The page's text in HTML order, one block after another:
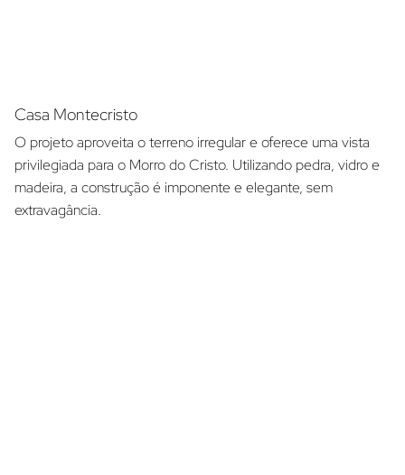
Casa Montecristo
O projeto aproveita o terreno irregular e oferece uma vista
privilegiada para o Morro do Cristo. Utilizando pedra, vidro e
madeira, a construção é imponente e elegante, sem
extravagância.